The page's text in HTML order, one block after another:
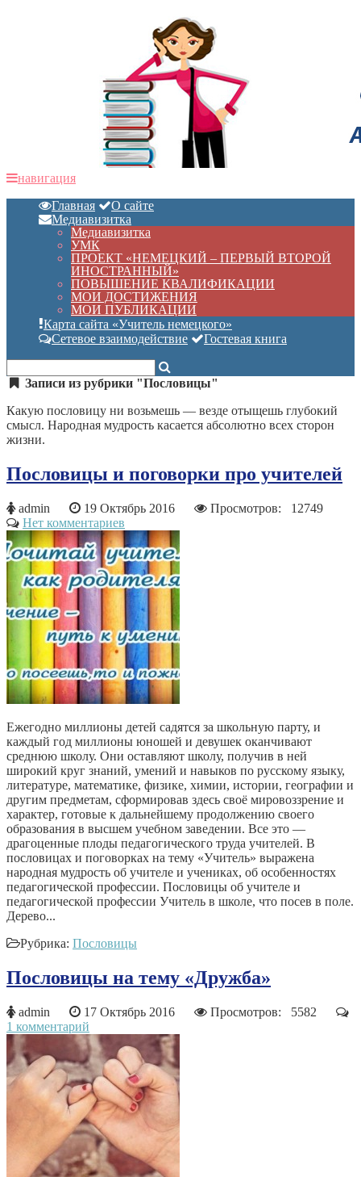
навигация
Главная
О сайте
Медиавизитка
Медиавизитка
УМК
ПРОЕКТ «НЕМЕЦКИЙ – ПЕРВЫЙ ВТОРОЙ
ИНОСТРАННЫЙ»
ПОВЫШЕНИЕ КВАЛИФИКАЦИИ
МОИ ДОСТИЖЕНИЯ
МОИ ПУБЛИКАЦИИ
Карта сайта «Учитель немецкого»
Сетевое взаимодействие
Гостевая книга
Записи из рубрики "Пословицы"
Какую пословицу ни возьмешь — везде отыщешь глубокий
смысл. Народная мудрость касается абсолютно всех сторон
жизни.
Пословицы и поговорки про учителей
admin 19 Октябрь 2016
Просмотров: 12749
Нет комментариев
Ежегодно миллионы детей садятся за школьную парту, и
каждый год миллионы юношей и девушек оканчивают
среднюю школу. Они оставляют школу, получив в ней
широкий круг знаний, умений и навыков по русскому языку,
литературе, математике, физике, химии, истории, географии и
другим предметам, сформировав здесь своё мировоззрение и
характер, готовые к дальнейшему продолжению своего
образования в высшем учебном заведении. Все это —
драгоценные плоды педагогического труда учителей. В
пословицах и поговорках на тему «Учитель» выражена
народная мудрость об учителе и учениках, об особенностях
педагогической профессии. Пословицы об учителе и
педагогической профессии Учитель в школе, что посев в поле.
Дерево...
Рубрика: Пословицы
Пословицы на тему «Дружба»
admin 17 Октябрь 2016
Просмотров: 5582
1 комментарий